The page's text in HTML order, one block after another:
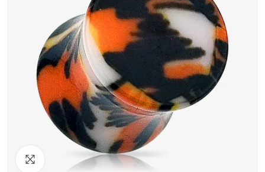
Clique para ampliar